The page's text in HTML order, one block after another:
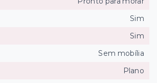
Sim
Sim
Sem mobília
Plano